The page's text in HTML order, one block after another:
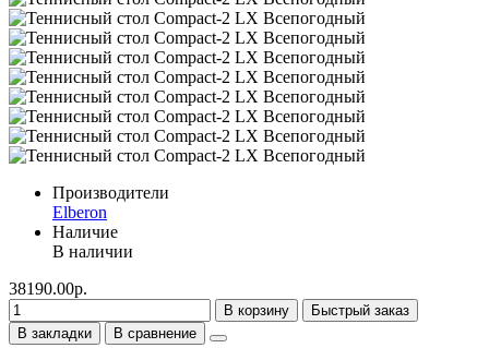
Производители
Elberon
Наличие
В наличии
38190.00р.
В корзину
Быстрый заказ
В закладки
В сравнение